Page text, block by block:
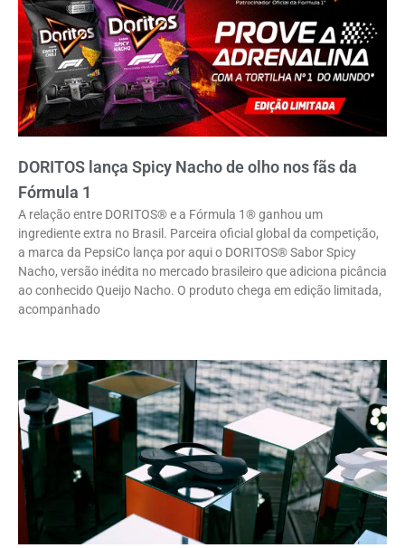
DORITOS lança Spicy Nacho de olho nos fãs da
Fórmula 1
A relação entre DORITOS® e a Fórmula 1® ganhou um
ingrediente extra no Brasil. Parceira oficial global da competição,
a marca da PepsiCo lança por aqui o DORITOS® Sabor Spicy
Nacho, versão inédita no mercado brasileiro que adiciona picância
ao conhecido Queijo Nacho. O produto chega em edição limitada,
acompanhado